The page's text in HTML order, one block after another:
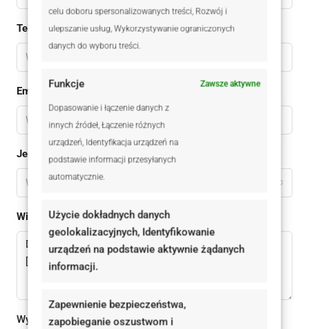
celu doboru spersonalizowanych treści, Rozwój i
ulepszanie usług, Wykorzystywanie ograniczonych
danych do wyboru treści.
Funkcje Zawsze aktywne
Dopasowanie i łączenie danych z
innych źródeł, Łączenie różnych
urządzeń, Identyfikacja urządzeń na
podstawie informacji przesyłanych
automatycznie.
Użycie dokładnych danych
geolokalizacyjnych, Identyfikowanie
urządzeń na podstawie aktywnie żądanych
informacji.
Zapewnienie bezpieczeństwa,
zapobieganie oszustwom i
Telefon
Email
Jestem
Wybierz
Wiadomomść
Wysyłając ten formularz zgadzam się z